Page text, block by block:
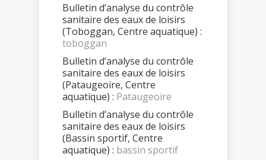
Bulletin d’analyse du contrôle
sanitaire des eaux de loisirs
(Toboggan, Centre aquatique) :
toboggan
Bulletin d’analyse du contrôle
sanitaire des eaux de loisirs
(Pataugeoire, Centre
aquatique) : Pataugeoire
Bulletin d’analyse du contrôle
sanitaire des eaux de loisirs
(Bassin sportif, Centre
aquatique) : bassin sportif